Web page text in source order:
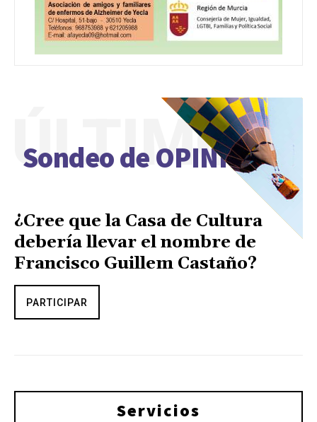
Sondeo de OPINIÓN
ÚLTIMO
¿Cree que la Casa de Cultura
debería llevar el nombre de
Francisco Guillem Castaño?
PARTICIPAR
Servicios